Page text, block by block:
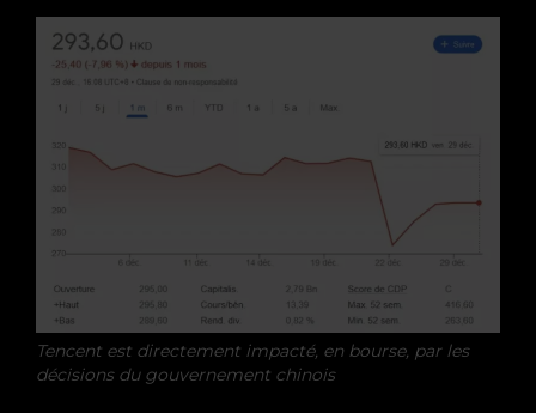
Tencent est directement impacté, en bourse, par les
décisions du gouvernement chinois